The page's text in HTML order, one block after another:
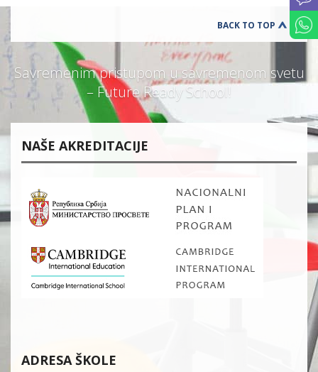
BACK TO TOP
Savremenim pristupom u savremenom svetu
– Future Ready School!
NAŠE AKREDITACIJE
ADRESA ŠKOLE